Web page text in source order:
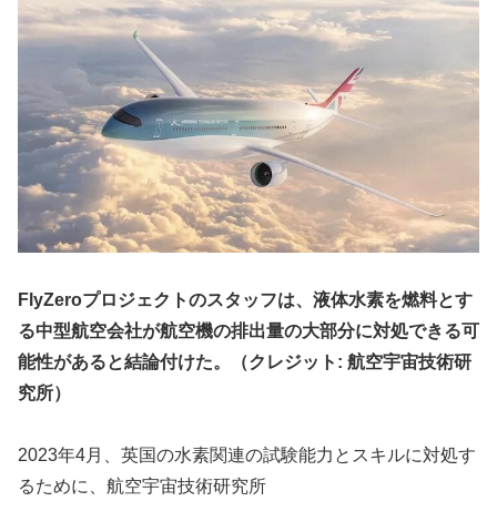
FlyZeroプロジェクトのスタッフは、液体水素を燃料とす
る中型航空会社が航空機の排出量の大部分に対処できる可
能性があると結論付けた。（クレジット: 航空宇宙技術研
究所）
2023年4月、英国の水素関連の試験能力とスキルに対処す
るために、航空宇宙技術研究所